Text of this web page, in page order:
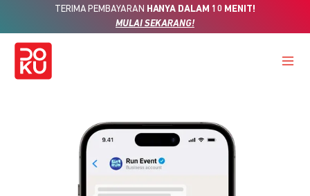
TERIMA PEMBAYARAN HANYA DALAM 10 MENIT!
MULAI SEKARANG!